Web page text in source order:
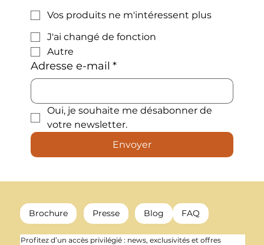
Vos produits ne m'intéressent plus
J'ai changé de fonction
Autre
Adresse e-mail *
Oui, je souhaite me désabonner de
votre newsletter.
Envoyer
Brochure Presse Blog FAQ
Profitez d’un accès privilégié : news, exclusivités et offres